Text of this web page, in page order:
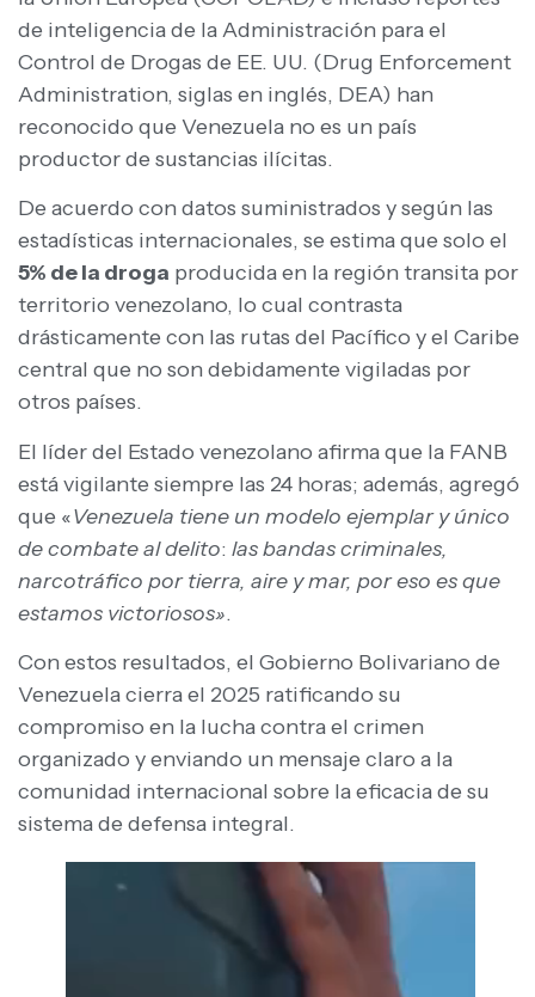
de inteligencia de la Administración para el
Control de Drogas de EE. UU. (Drug Enforcement
Administration, siglas en inglés, DEA) han
reconocido que Venezuela no es un país
productor de sustancias ilícitas.
De acuerdo con datos suministrados y según las
estadísticas internacionales, se estima que solo el
5% de la droga producida en la región transita por
territorio venezolano, lo cual contrasta
drásticamente con las rutas del Pacífico y el Caribe
central que no son debidamente vigiladas por
otros países.
El líder del Estado venezolano afirma que la FANB
está vigilante siempre las 24 horas; además, agregó
que «Venezuela tiene un modelo ejemplar y único
de combate al delito: las bandas criminales,
narcotráfico por tierra, aire y mar, por eso es que
estamos victoriosos».
Con estos resultados, el Gobierno Bolivariano de
Venezuela cierra el 2025 ratificando su
compromiso en la lucha contra el crimen
organizado y enviando un mensaje claro a la
comunidad internacional sobre la eficacia de su
sistema de defensa integral.